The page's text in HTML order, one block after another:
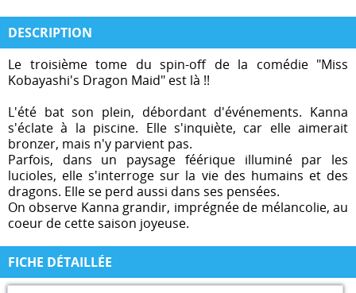
DESCRIPTION
Le troisième tome du spin-off de la comédie "Miss
Kobayashi's Dragon Maid" est là !!
L'été bat son plein, débordant d'événements. Kanna
s'éclate à la piscine. Elle s'inquiète, car elle aimerait
bronzer, mais n'y parvient pas.
Parfois, dans un paysage féérique illuminé par les
lucioles, elle s'interroge sur la vie des humains et des
dragons. Elle se perd aussi dans ses pensées.
On observe Kanna grandir, imprégnée de mélancolie, au
coeur de cette saison joyeuse.
FICHE DÉTAILLÉE